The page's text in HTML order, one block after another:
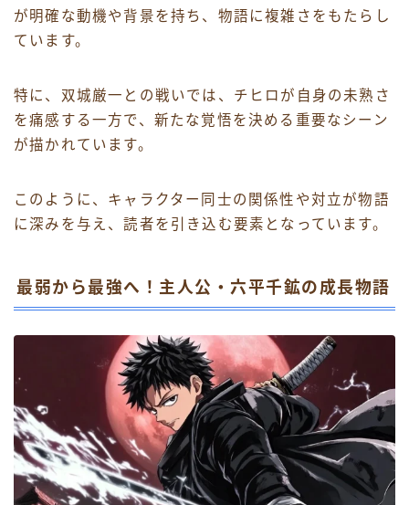
が明確な動機や背景を持ち、物語に複雑さをもたらし
ています。
特に、双城厳一との戦いでは、チヒロが自身の未熟さ
を痛感する一方で、新たな覚悟を決める重要なシーン
が描かれています。
このように、キャラクター同士の関係性や対立が物語
に深みを与え、読者を引き込む要素となっています。
最弱から最強へ！主人公・六平千鉱の成長物語